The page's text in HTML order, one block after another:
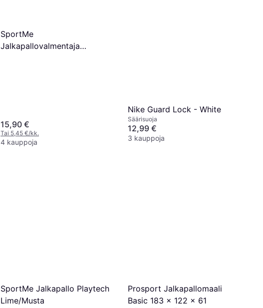
SportMe
Jalkapallovalmentaja
15,90 €
Tai 5,45 €/kk.
4 kauppoja
Nike Guard Lock - White
Säärisuoja
12,99 €
3 kauppoja
SportMe Jalkapallo Playtech
Lime/Musta
Prosport Jalkapallomaali
Basic 183 x 122 x 61